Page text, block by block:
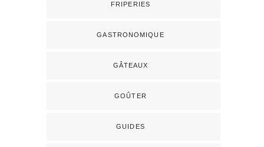
FRIPERIES
GASTRONOMIQUE
GÂTEAUX
GOÛTER
GUIDES